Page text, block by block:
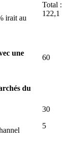
irait au
Total :
122,1
une
60
du
30
5